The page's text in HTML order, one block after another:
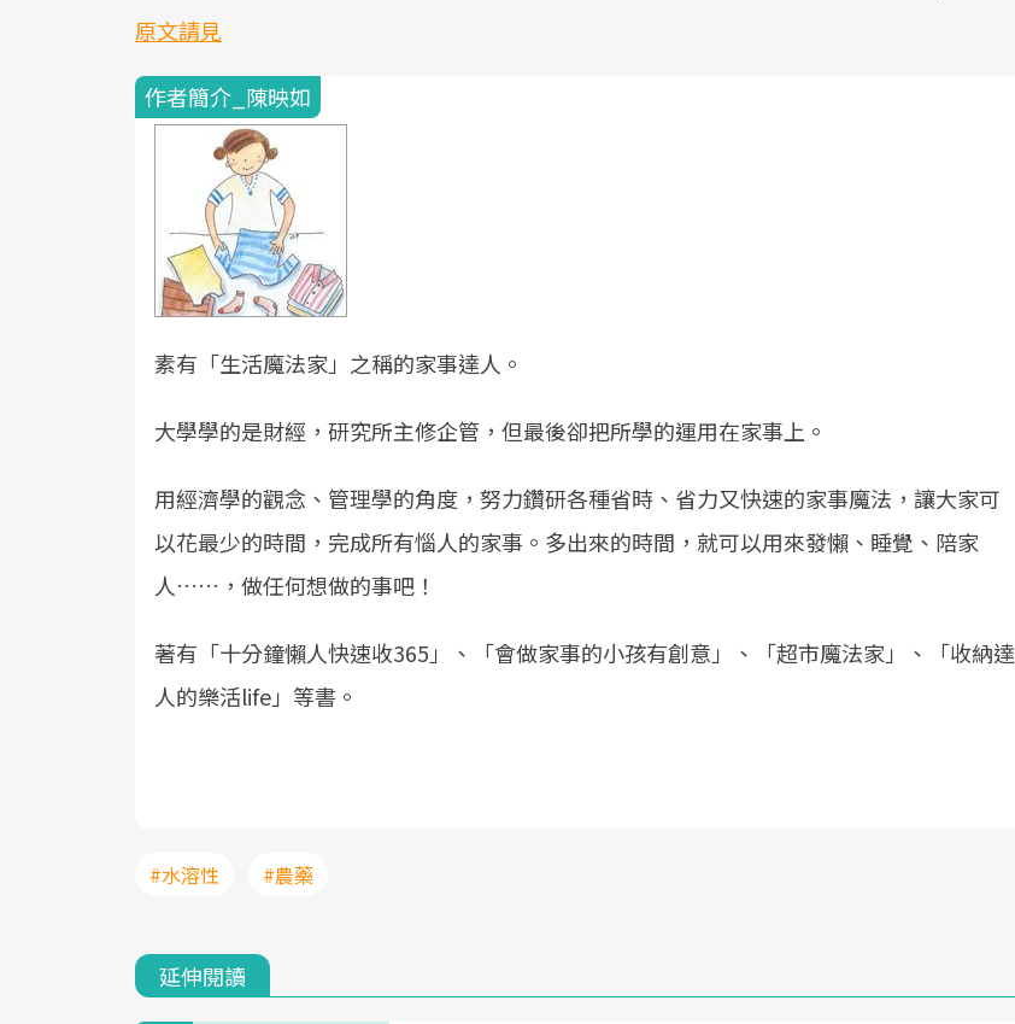
原文請見
作者簡介_陳映如
素有「生活魔法家」之稱的家事達人。
大學學的是財經，研究所主修企管，但最後卻把所學的運用在家事上。
用經濟學的觀念、管理學的角度，努力鑽研各種省時、省力又快速的家事魔法，讓大家可
以花最少的時間，完成所有惱人的家事。多出來的時間，就可以用來發懶、睡覺、陪家
人……，做任何想做的事吧！
著有「十分鐘懶人快速收365」、「會做家事的小孩有創意」、「超市魔法家」、「收納達
人的樂活life」等書。
#水溶性 #農藥
延伸閱讀